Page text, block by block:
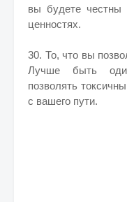
вы будете честны
ценностях.
30. То, что вы
Лучше быть
позволять
с вашего пути.